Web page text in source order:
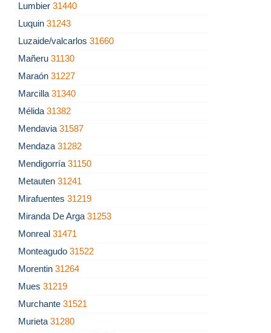
Lumbier 31440
Luquin 31243
Luzaide/valcarlos 31660
Mañeru 31130
Maraón 31227
Marcilla 31340
Mélida 31382
Mendavia 31587
Mendaza 31282
Mendigorría 31150
Metauten 31241
Mirafuentes 31219
Miranda De Arga 31253
Monreal 31471
Monteagudo 31522
Morentin 31264
Mues 31219
Murchante 31521
Murieta 31280